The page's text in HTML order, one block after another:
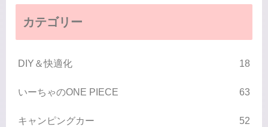
カテゴリー
DIY＆快適化 18
いーちゃのONE PIECE 63
キャンピングカー 52